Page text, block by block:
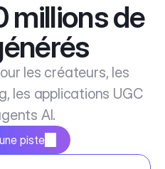
millions de
les créateurs, les
les applications UGC
AI.
piste